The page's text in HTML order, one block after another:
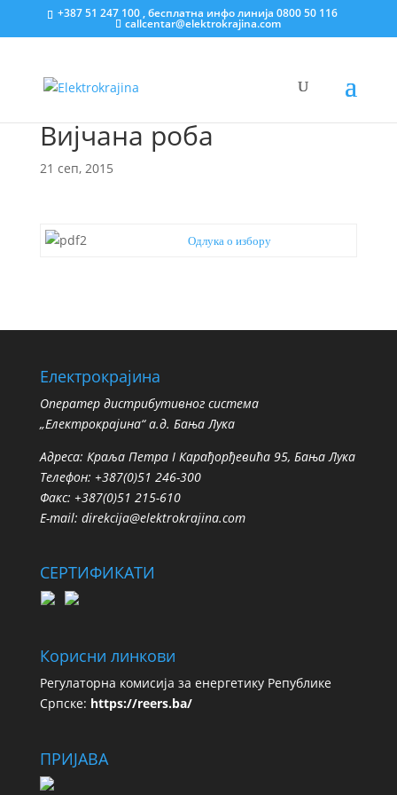
+387 51 247 100 , бесплатна инфо линија 0800 50 116
callcentar@elektrokrajina.com
Вијчана роба
21 сеп, 2015
Одлука о избору
Електрокрајина
Oператер дистрибутивног система
„Електрокрајина“ а.д. Бања Лука
Адреса: Краља Петра I Карађорђевића 95, Бања Лука
Телефон: +387(0)51 246-300
Факс: +387(0)51 215-610
E-mail: direkcija@elektrokrajina.com
СЕРТИФИКАТИ
Корисни линкови
Регулаторна комисија за енергетику Републике
Српске: https://reers.ba/
ПРИЈАВА